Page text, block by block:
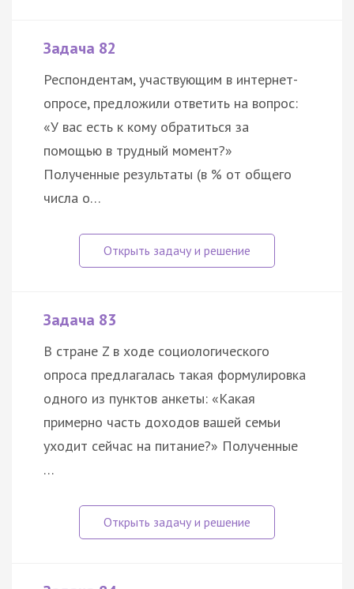
Задача 82
Респондентам, участвующим в интернет-
опросе, предложили ответить на вопрос:
«У вас есть к кому обратиться за
помощью в трудный момент?»
Полученные результаты (в % от общего
числа о…
Задача 83
В стране Z в ходе социологического
опроса предлагалась такая формулировка
одного из пунктов анкеты: «Какая
примерно часть доходов вашей семьи
уходит сейчас на питание?» Полученные
…